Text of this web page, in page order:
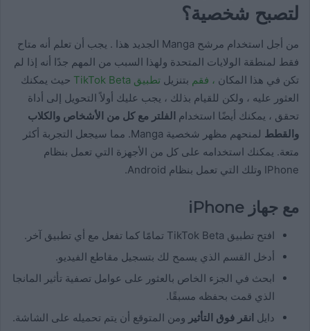
لتصبح شخصية؟
من أجل استخدام مرشح Manga الجديد هذا . يجب أن تعلم أنه متاح
فقط لمنطقة الولايات المتحدة ولهذا السبب من المهم جدًا أنه إذا لم
تكن في هذا المكان ، فقم بتنزيل تطبيق TikTok Beta
حيث يمكنك
العثور عليه ، ولكن للقيام بذلك ، يجب عليك أولاً التحويل إلى أداة
تحقق ، يمكنك أيضًا استخدام الفلتر مع كل من الأشخاص والكلاب
والقطط
لمنحهم مظهر شخصية Manga. مما سيجعل التجربة أكثر
متعة. يمكنك استخدامه على كل من الأجهزة التي تعمل بنظام
IPhone وتلك التي تعمل بنظام Android.
مع جهاز iPhone
افتح تطبيق TikTok Beta تمامًا كما تفعل مع أي تطبيق آخر.
أدخل القسم الذي يسمح لك بتسجيل مقاطع الفيديو.
ابحث في الجزء الخاص بالعثور على عوامل تصفية تأثير المانجا
الذي قمت بحفظه مسبقًا.
دايل انقر فوق التأثير ومن المتوقع أن يتم تحميله على الشاشة.